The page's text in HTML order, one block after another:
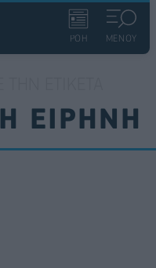
ΡΟΗ ΜΕΝΟΥ
ΕΙΡΗΝΗ